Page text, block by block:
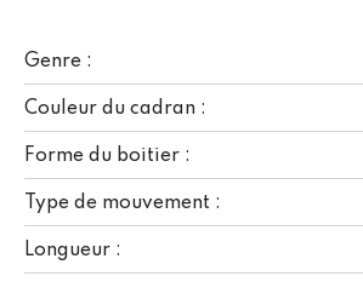
Genre :
Couleur du cadran :
Forme du boitier :
Type de mouvement :
Longueur :